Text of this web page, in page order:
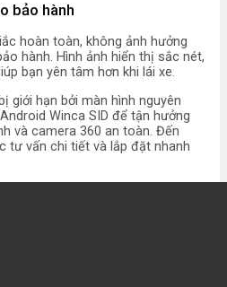
bảo hành
hoàn toàn, không ảnh hưởng
hành. Hình ảnh hiển thị sắc nét,
bạn yên tâm hơn khi lái xe.
giới hạn bởi màn hình nguyên
Winca SID để tận hưởng
và camera 360 an toàn. Đến
tư vấn chi tiết và lắp đặt nhanh